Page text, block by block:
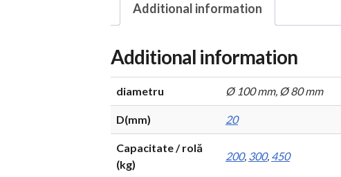
Additional information
Additional information
diametru Ø 100 mm, Ø 80 mm
D(mm) 20
Capacitate / rolă
(kg)
200, 300, 450